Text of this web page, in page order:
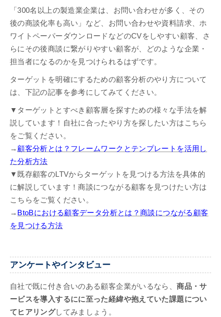
「300名以上の製造業企業は、お問い合わせが多く、その
後の商談化率も高い」など、お問い合わせや資料請求、ホ
ワイトペーパーダウンロードなどのCVをしやすい顧客、さ
らにその後商談に繋がりやすい顧客が、どのような企業・
担当者になるのかを見つけられるはずです。
ターゲットを明確にするための顧客分析のやり方について
は、下記の記事を参考にしてみてください。
▼ターゲットとすべき顧客層を探すための様々な手法を解
説しています！自社に合ったやり方を探したい方はこちら
をご覧ください。
→ 顧客分析とは？フレームワークとテンプレートを活用し
た分析方法
▼既存顧客のLTVからターゲットを見つける方法を具体的
に解説しています！商談につながる顧客を見つけたい方は
こちらをご覧ください。
→ BtoBにおける顧客データ分析とは？商談につながる顧客
を見つける方法
アンケートやインタビュー
自社で既に付き合いのある顧客企業がいるなら、商品・サ
ービスを導入するにに至った経緯や抱えていた課題につい
てヒアリングしてみましょう。